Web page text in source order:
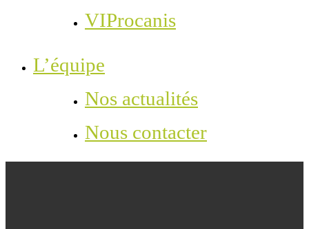
VIProcanis
L’équipe
Nos actualités
Nous contacter